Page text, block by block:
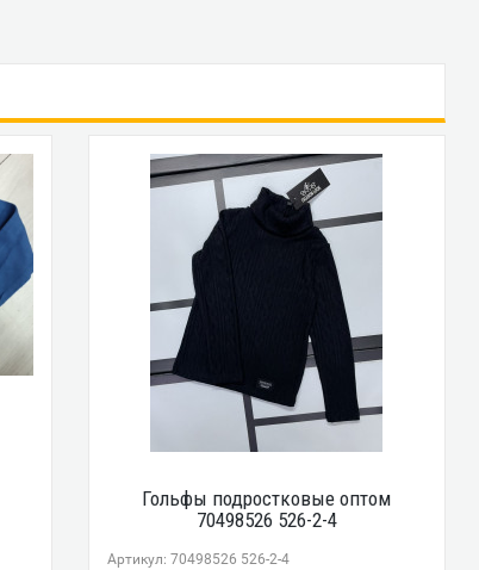
Гольфы подростковые оптом
70498526 526-2-4
Артикул: 70498526 526-2-4